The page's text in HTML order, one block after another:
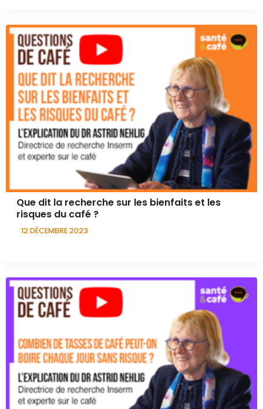
Que dit la recherche sur les bienfaits et les
risques du café ?
12 DÉCEMBRE 2023